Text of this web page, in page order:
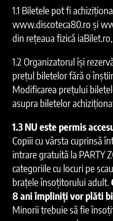
1.1 Biletele pot fi
www.discoteca80.ro și
din rețeaua fizică
1.2 Organizatorul își
prețul biletelor fără o
Modificarea prețului
asupra biletelor
1.3 NU este permis
Copiii cu vârsta cuprinsă
intrare gratuită la PARTY
categoriile cu locuri pe
brațele însoțitorului adult.
8 ani împliniți vor plăti
Minorii trebuie să fie